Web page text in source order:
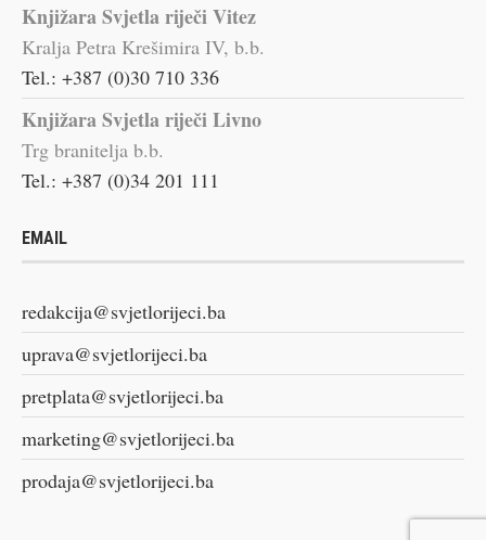
Knjižara Svjetla riječi Vitez
Kralja Petra Krešimira IV, b.b.
Tel.: +387 (0)30 710 336
Knjižara Svjetla riječi Livno
Trg branitelja b.b.
Tel.: +387 (0)34 201 111
EMAIL
redakcija@svjetlorijeci.ba
uprava@svjetlorijeci.ba
pretplata@svjetlorijeci.ba
marketing@svjetlorijeci.ba
prodaja@svjetlorijeci.ba